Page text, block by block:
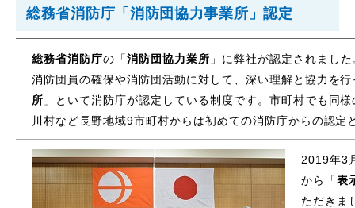
総務省消防庁「消防団協力事業所」認定
総務省消防庁の「消防団協力業所 」に弊社が認定されました
消防団員の確保や消防団活動に対して、深い理解と協力を
所 」といて消防庁が認定している制度です。市町村でも同
川村など長野地域9市町村からは初めての消防庁からの認定
2019年3
から「表
ただきま